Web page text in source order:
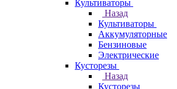
Культиваторы
Назад
Культиваторы
Аккумуляторные
Бензиновые
Электрические
Кусторезы
Назад
Кусторезы